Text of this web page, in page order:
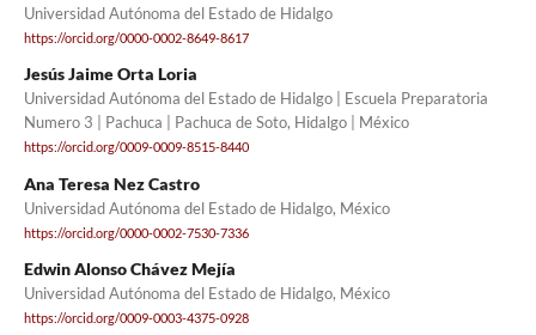
Universidad Autónoma del Estado de Hidalgo
https://orcid.org/0000-0002-8649-8617
Jesús Jaime Orta Loria
Universidad Autónoma del Estado de Hidalgo | Escuela Preparatoria
Numero 3 | Pachuca | Pachuca de Soto, Hidalgo | México
https://orcid.org/0009-0009-8515-8440
Ana Teresa Nez Castro
Universidad Autónoma del Estado de Hidalgo, México
https://orcid.org/0000-0002-7530-7336
Edwin Alonso Chávez Mejía
Universidad Autónoma del Estado de Hidalgo, México
https://orcid.org/0009-0003-4375-0928